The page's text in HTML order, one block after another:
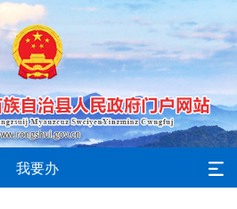
我要办